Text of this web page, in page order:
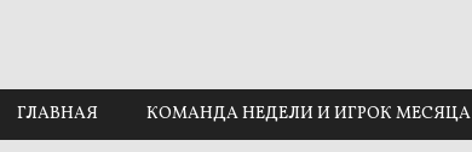
Main menu
Skip to content
ГЛАВНАЯ КОМАНДА НЕДЕЛИ И ИГРОК МЕСЯЦА